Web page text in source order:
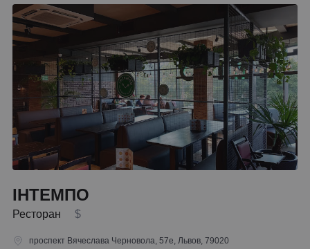
ІНТЕМПО
Ресторан $
проспект Вячеслава Черновола, 57е, Львов, 79020